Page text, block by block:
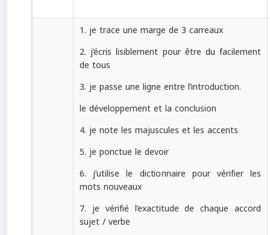
1. je trace une marge de 3 carreaux
2. j’écris lisiblement pour être du facilement
de tous
3. je passe une ligne entre l’introduction.
le développement et la conclusion
4. je note les majuscules et les accents
5. je ponctue le devoir
6. j’utilise le dictionnaire pour vérifier les
mots nouveaux
7. je vérifié l’exactitude de chaque accord
sujet / verbe